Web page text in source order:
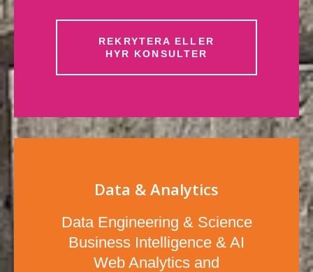
REKRYTERA ELLER
HYR KONSULTER
Data & Analytics
Data Engineering & Science
Business Intelligence & AI
Web Analytics and